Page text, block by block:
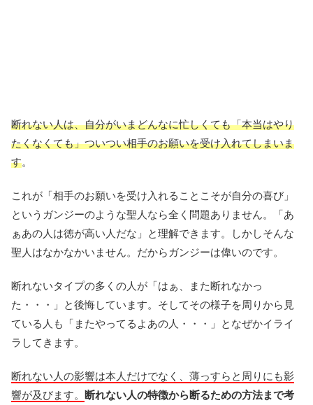
断れない人は、自分がいまどんなに忙しくても「本当はやり
たくなくても」ついつい相手のお願いを受け入れてしまいま
す。
これが「相手のお願いを受け入れることこそが自分の喜び」
というガンジーのような聖人なら全く問題ありません。「あ
ぁあの人は徳が高い人だな」と理解できます。しかしそんな
聖人はなかなかいません。だからガンジーは偉いのです。
断れないタイプの多くの人が「はぁ、また断れなかっ
た・・・」と後悔しています。そしてその様子を周りから見
ている人も「またやってるよあの人・・・」となぜかイライ
ラしてきます。
断れない人の影響は本人だけでなく、薄っすらと周りにも影
響が及びます。
断れない人の特徴から断るための方法まで考